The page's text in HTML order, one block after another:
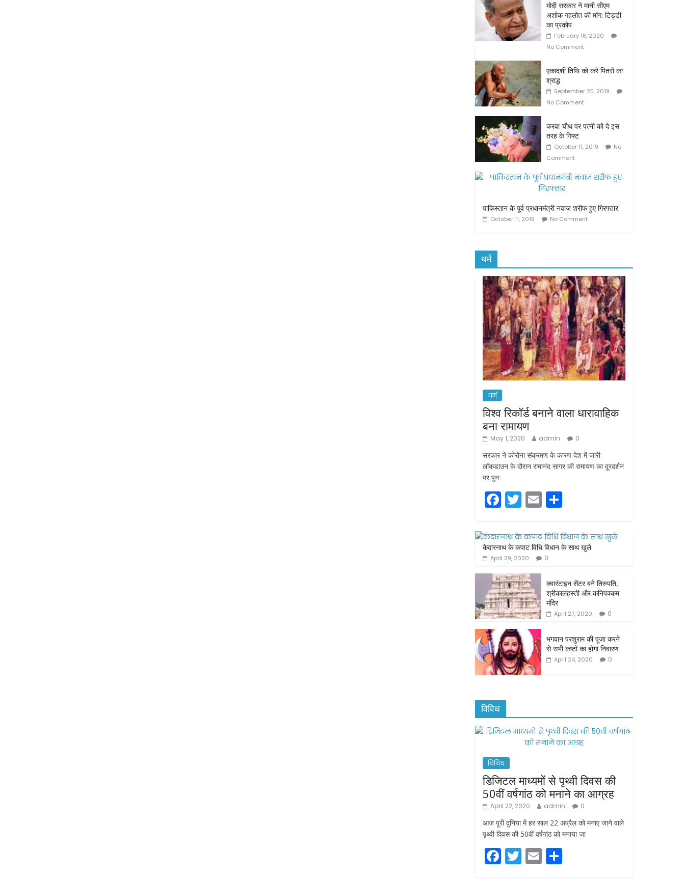
मोदी सरकार ने मानी सीएम
अशोक गहलोत की मांग: टिड्डी
का प्रकोप
February 18, 2020
No Comment
एकादशी तिथि को करे पितरों का
श्राद्ध
September 25, 2019
No Comment
करवा चौथ पर पत्नी को दे इस
तरह के गिफ्ट
October 11, 2019
No
Comment
पाकिस्तान के पूर्व प्रधानमंत्री नवाज शरीफ हुए गिरफ्तार
October 11, 2019 No Comment
धर्म
धर्म
विश्व रिकॉर्ड बनाने वाला धारावाहिक
बना रामायण
May 1, 2020 admin 0
सरकार ने कोरोना संक्रमण के कारण देश में जारी
लॉकडाउन के दौरान रामानंद सागर की रामायण का दूरदर्शन
पर पुनः
F
a
c
e
b
o
o
k
T
w
itt
er
E
m
ai
l
ar
e
केदारनाथ के कपाट विधि विधान के साथ खुले
April 29, 2020 0
क्वारंटाइन सेंटर बने तिरुपति,
श्रीकालहस्ती और कनिपक्कम
मंदिर
April 27, 2020 0
भगवान परशुराम की पूजा करने
से सभी कष्टों का होगा निवारण
April 24, 2020 0
विविध
विविध
डिजिटल माध्यमों से पृथ्वी दिवस की
50वीं वर्षगांठ को मनाने का आग्रह
April 22, 2020 admin 0
आज पूरी दुनिया में हर साल 22 अप्रैल को मनाए जाने वाले
पृथ्वी दिवस की 50वीं वर्षगांठ को मनाया जा
F
a
T
w
E
m